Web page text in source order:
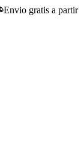
Envio gratis a partir